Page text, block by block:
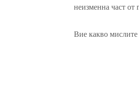
неизменна част от
Вие какво мислите